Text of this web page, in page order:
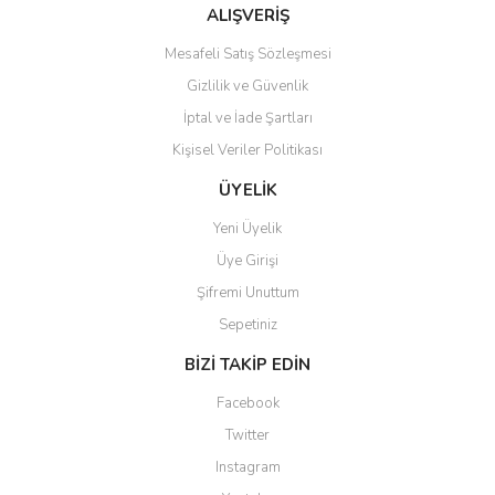
Bu ürüne benzer farklı alternatifler olmalı.
Gönder
ALIŞVERİŞ
Mesafeli Satış Sözleşmesi
Gizlilik ve Güvenlik
İptal ve İade Şartları
Kişisel Veriler Politikası
ÜYELİK
Yeni Üyelik
Üye Girişi
Şifremi Unuttum
Sepetiniz
BİZİ TAKİP EDİN
Facebook
Twitter
Instagram